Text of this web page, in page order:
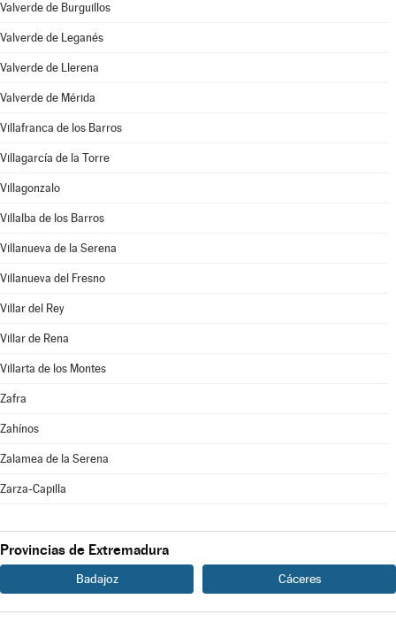
Valverde de Burguillos
Valverde de Leganés
Valverde de Llerena
Valverde de Mérida
Villafranca de los Barros
Villagarcía de la Torre
Villagonzalo
Villalba de los Barros
Villanueva de la Serena
Villanueva del Fresno
Villar del Rey
Villar de Rena
Villarta de los Montes
Zafra
Zahínos
Zalamea de la Serena
Zarza-Capilla
Provincias de Extremadura
Badajoz Cáceres